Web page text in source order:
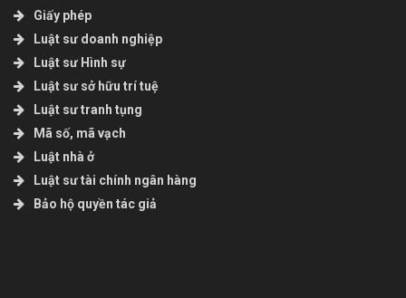
Giấy phép
Luật sư doanh nghiệp
Luật sư Hình sự
Luật sư sở hữu trí tuệ
Luật sư tranh tụng
Mã số, mã vạch
Luật nhà ở
Luật sư tài chính ngân hàng
Bảo hộ quyền tác giả